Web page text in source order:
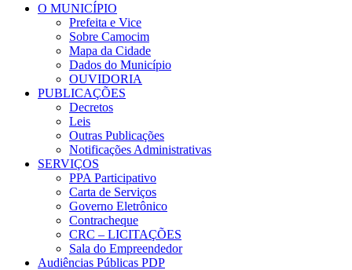
O MUNICÍPIO
Prefeita e Vice
Sobre Camocim
Mapa da Cidade
Dados do Município
OUVIDORIA
PUBLICAÇÕES
Decretos
Leis
Outras Publicações
Notificações Administrativas
SERVIÇOS
PPA Participativo
Carta de Serviços
Governo Eletrônico
Contracheque
CRC – LICITAÇÕES
Sala do Empreendedor
Audiências Públicas PDP